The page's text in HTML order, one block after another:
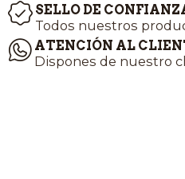
SELLO DE
Todos nuestros
ATENCIÓN AL
Dispones de nuestro